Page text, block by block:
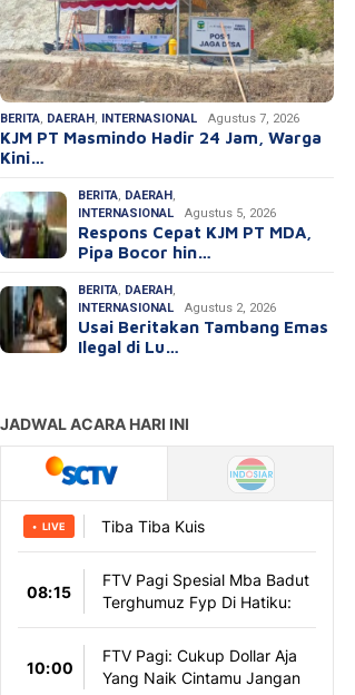
BERITA, DAERAH, INTERNASIONAL Agustus 7, 2026
KJM PT Masmindo Hadir 24 Jam, Warga
Kini…
BERITA, DAERAH,
INTERNASIONAL
Agustus 5, 2026
Respons Cepat KJM PT MDA,
Pipa Bocor hin…
BERITA, DAERAH,
INTERNASIONAL
Agustus 2, 2026
Usai Beritakan Tambang Emas
Ilegal di Lu…